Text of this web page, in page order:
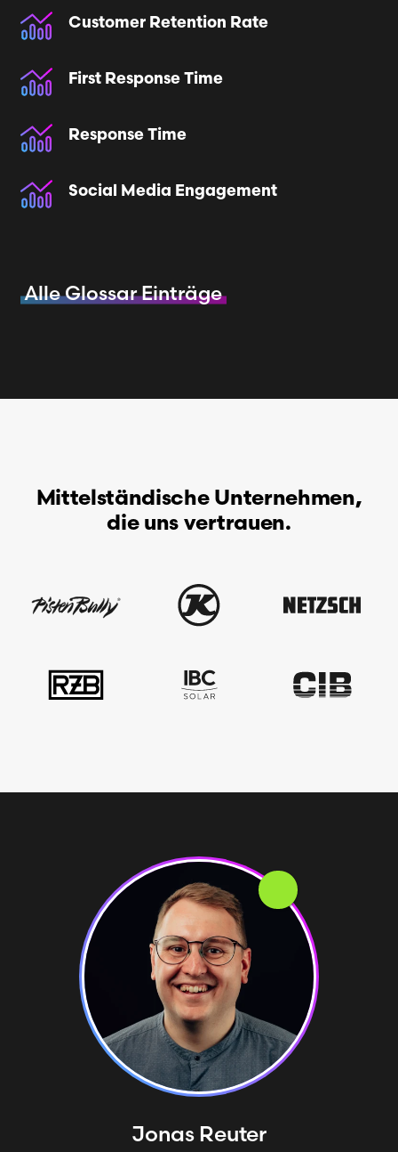
Customer Retention Rate
First Response Time
Response Time
Social Media Engagement
Alle Glossar Einträge
Mittelständische Unternehmen,
die uns vertrauen.
Jonas Reuter